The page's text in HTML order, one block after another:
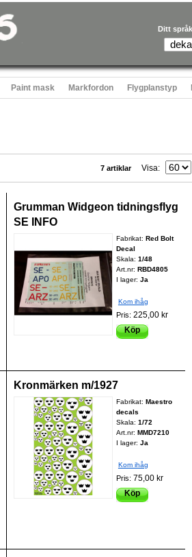
Ditt
Paint mask Markfordon Flygplanstyp
7 artiklar Visa
Grumman Widgeon tidningsflyg
SE INFO
Fabrikat: Red Bolt
Decal
Skala: 1/48
Art.nr: RBD4805
I lager: Ja
Kom ihåg
Pris: 225,00 kr
Köp
Kronmärken m/1927
Fabrikat: Maestro
decals
Skala: 1/72
Art.nr: MMD7210
I lager: Ja
Kom ihåg
Pris: 75,00 kr
Köp